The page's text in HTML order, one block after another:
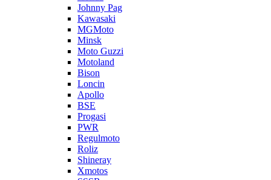
Johnny Pag
Kawasaki
MGMoto
Minsk
Moto Guzzi
Motoland
Bison
Loncin
Apollo
BSE
Progasi
PWR
Regulmoto
Roliz
Shineray
Xmotos